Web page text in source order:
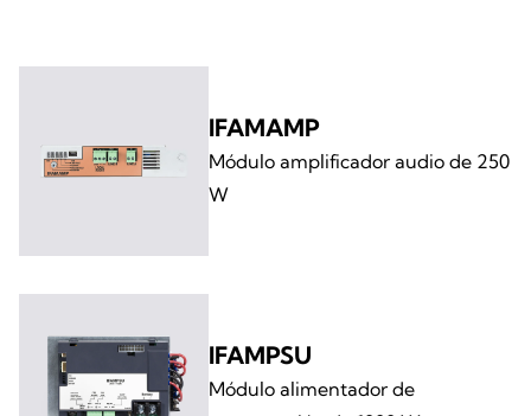
IFAMAMP
Módulo amplificador audio de 250
W
IFAMPSU
Módulo alimentador de